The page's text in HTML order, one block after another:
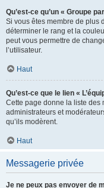
Qu’est-ce qu’un « Groupe
Si vous êtes membre de plus
déterminer le rang et la
peut vous permettre de
l’utilisateur.
Haut
Qu’est-ce que le lien «
Cette page donne la liste des
administrateurs et
qu’ils modèrent.
Haut
Messagerie privée
Je ne peux pas envoyer de